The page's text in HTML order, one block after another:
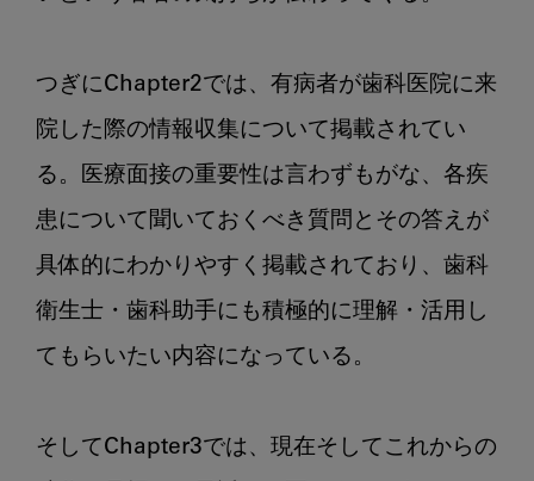
つぎにChapter2では、有病者が歯科医院に来
院した際の情報収集について掲載されてい
る。医療面接の重要性は言わずもがな、各疾
患について聞いておくべき質問とその答えが
具体的にわかりやすく掲載されており、歯科
衛生士・歯科助手にも積極的に理解・活用し
てもらいたい内容になっている。
そしてChapter3では、現在そしてこれからの